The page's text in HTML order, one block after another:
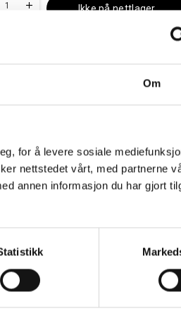
Om
for å levere sosiale
nettstedet vårt, med partnerne
annen informasjon du har gjort
1 Ikke på nettlager